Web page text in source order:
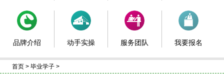
品牌介绍 动手实操 服务团队 我要报名
首页 > 毕业学子 >